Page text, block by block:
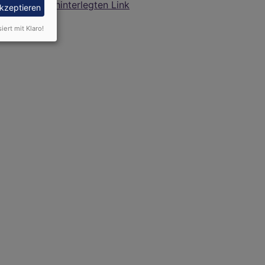
hinterlegten Link
mit Klaro!